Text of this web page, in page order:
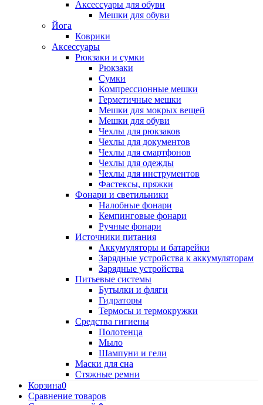
Аксессуары для обуви
Мешки для обуви
Йога
Коврики
Аксессуары
Рюкзаки и сумки
Рюкзаки
Сумки
Компрессионные мешки
Герметичные мешки
Мешки для мокрых вещей
Мешки для обуви
Чехлы для рюкзаков
Чехлы для документов
Чехлы для смартфонов
Чехлы для одежды
Чехлы для инструментов
Фастексы, пряжки
Фонари и светильники
Налобные фонари
Кемпинговые фонари
Ручные фонари
Источники питания
Аккумуляторы и батарейки
Зарядные устройства к аккумуляторам
Зарядные устройства
Питьевые системы
Бутылки и фляги
Гидраторы
Термосы и термокружки
Средства гигиены
Полотенца
Мыло
Шампуни и гели
Маски для сна
Стяжные ремни
Корзина0
Сравнение товаров